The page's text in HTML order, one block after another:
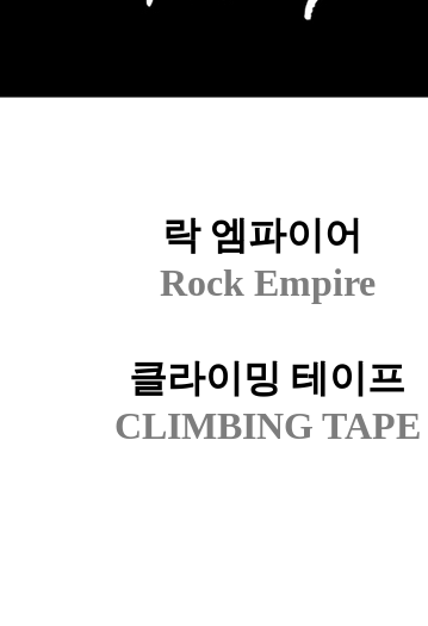
락 엠파이어
Rock Empire
클라이밍 테이프
CLIMBING TAPE